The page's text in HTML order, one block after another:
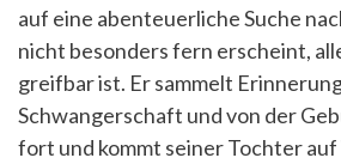
auf eine abenteuerliche Suche
nicht besonders fern erscheint,
greifbar ist. Er sammelt
Schwangerschaft und von der
fort und kommt seiner Tochter auf